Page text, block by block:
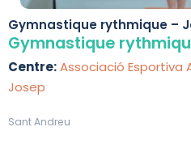
Gymnastique rythmique –
Gymnastique
Centre:Associació Esportiva
Josep
Sant Andreu